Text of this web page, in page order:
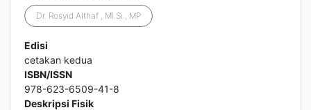
Dr. Rosyid Althaf , MI.Si., MP
Edisi
cetakan kedua
ISBN/ISSN
978-623-6509-41-8
Deskripsi Fisik